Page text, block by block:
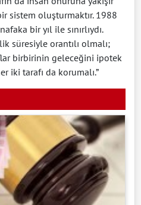
sistem oluşturmaktır. 1988
bir yıl ile sınırlıydı.
süresiyle orantılı olmalı;
birbirinin geleceğini ipotek
iki tarafı da korumalı.”